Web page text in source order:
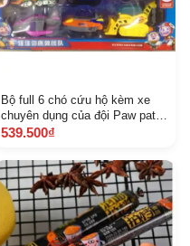
Bộ full 6 chó cứu hộ kèm xe
chuyên dụng của đội Paw patrol
Loại nét đẹp cỡ siêu lớn ảnh
539.500₫